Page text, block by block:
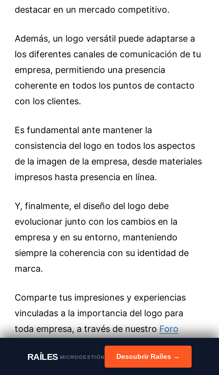
destacar en un mercado competitivo.
Además, un logo versátil puede adaptarse a
los diferentes canales de comunicación de tu
empresa, permitiendo una presencia
coherente en todos los puntos de contacto
con los clientes.
Es fundamental ante mantener la
consistencia del logo en todos los aspectos
de la imagen de la empresa, desde materiales
impresos hasta presencia en línea.
Y, finalmente, el diseño del logo debe
evolucionar junto con los cambios en la
empresa y en su entorno, manteniendo
siempre la coherencia con su identidad de
marca.
Comparte tus impresiones y experiencias
vinculadas a la importancia del logo para
toda empresa, a través de nuestroForo
. Solo tienes que registrarte
para participar.
RAÍLESMICROGESTIÓN Descubrir Raíles →